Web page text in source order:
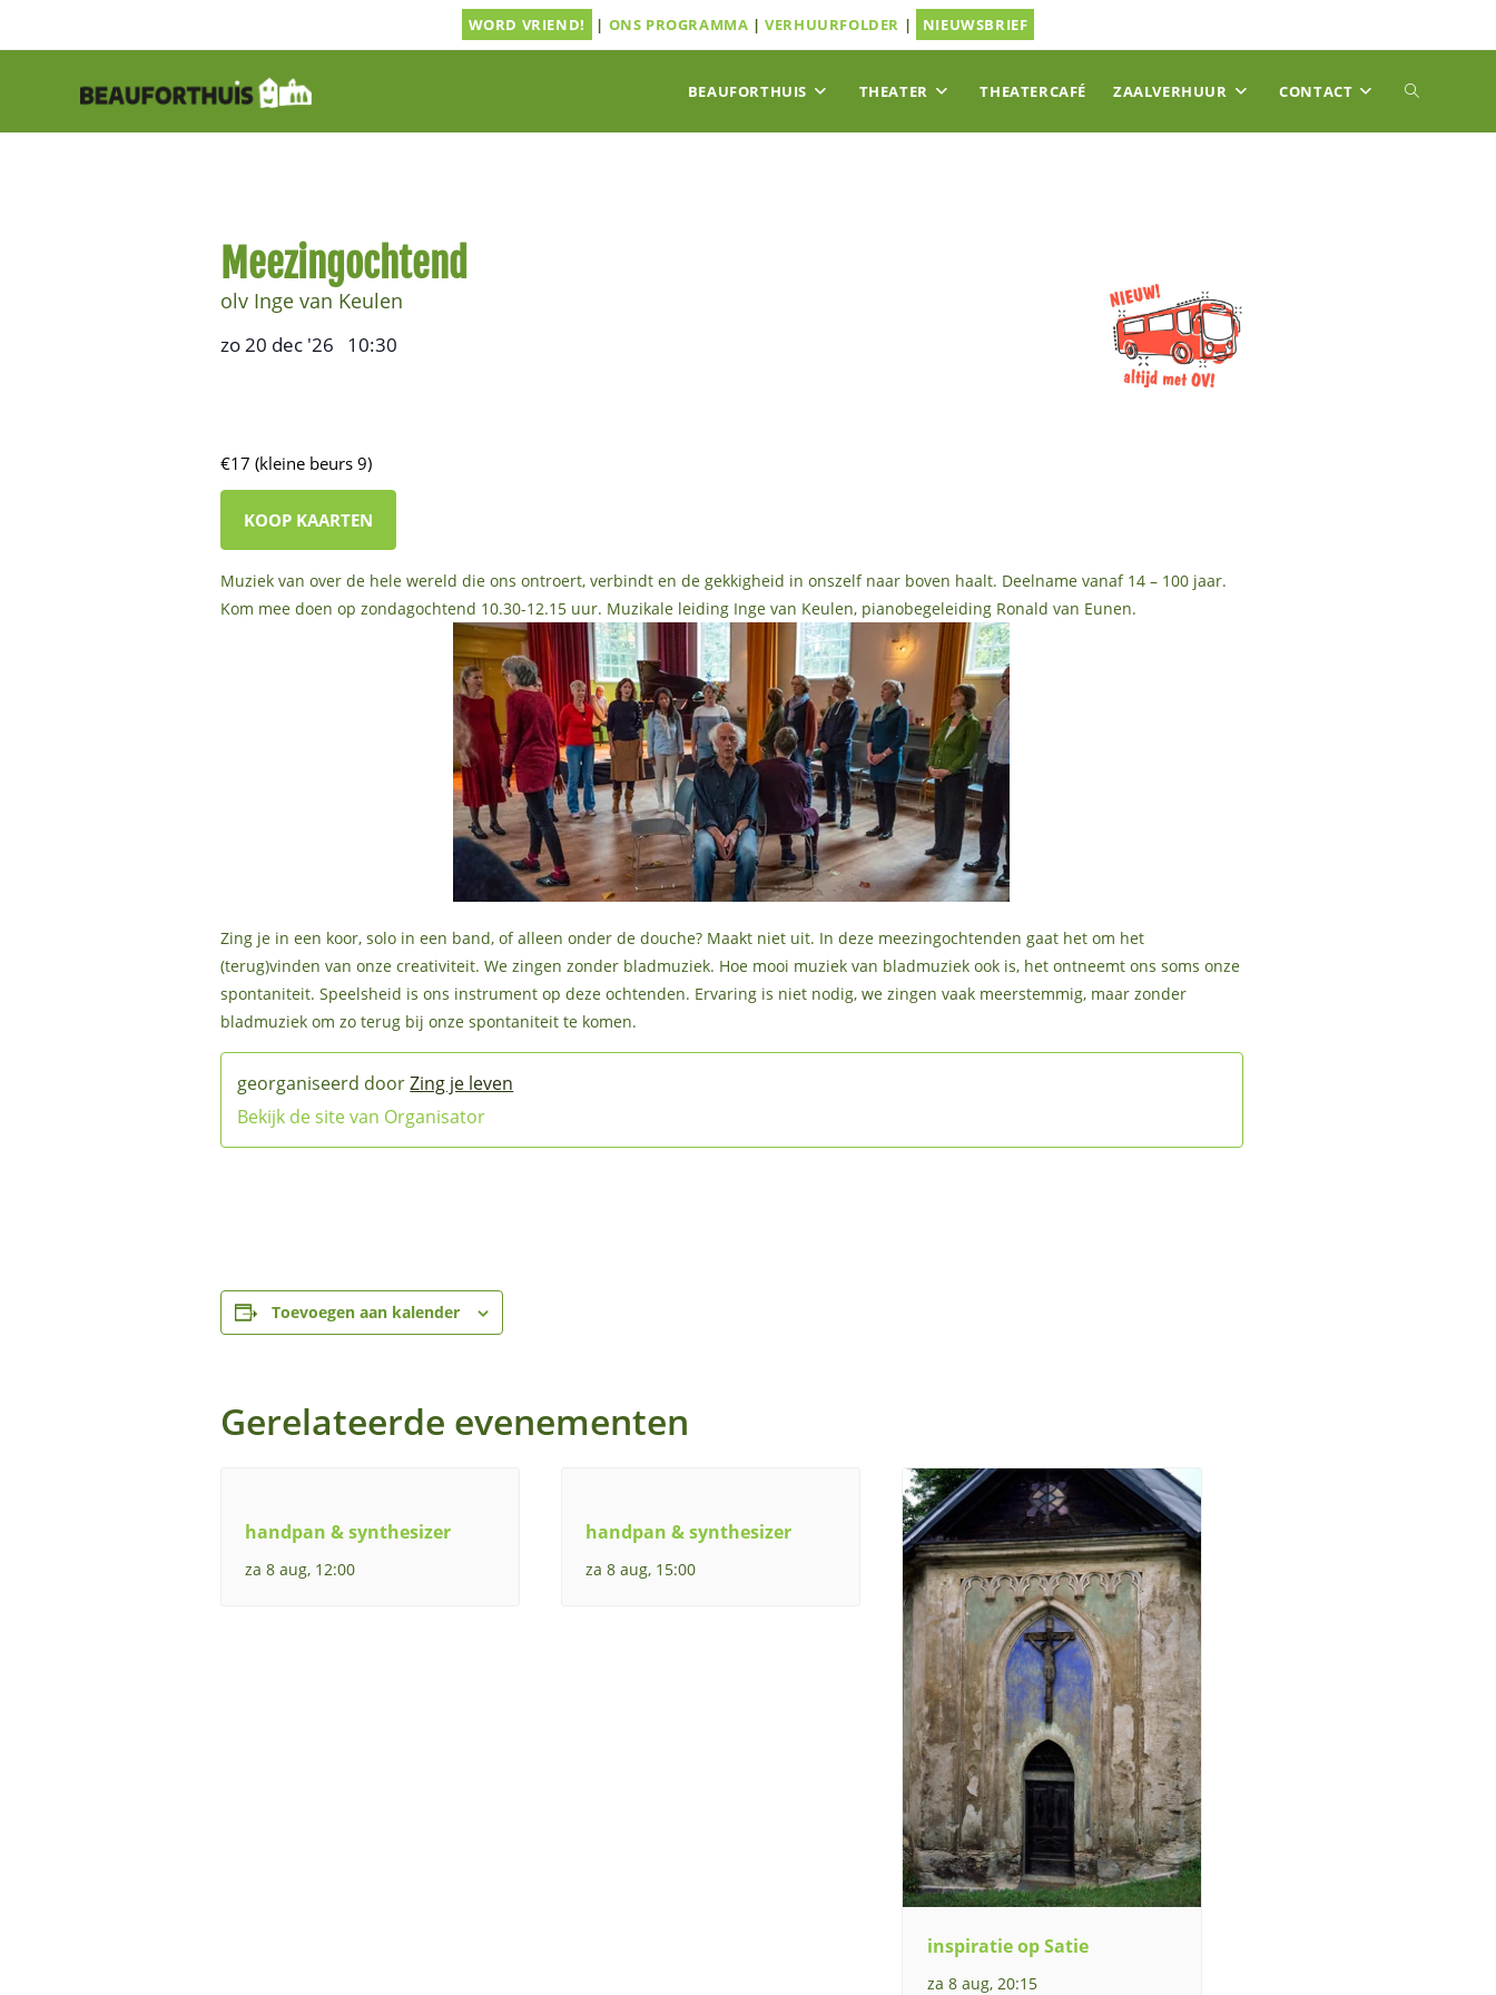
WORD VRIEND! | ONS PROGRAMMA |VERHUURFOLDER | NIEUWSBRIEF
BEAUFORTHUIS THEATER THEATERCAFÉ ZAALVERHUUR CONTACT TOGGLE
Meezingochtend
olv Inge van Keulen
zo 20 dec '26 10:30
€17 (kleine beurs 9)
KOOP KAARTEN
Muziek van over de hele wereld die ons ontroert, verbindt en de gekkigheid in onszelf naar boven haalt. Deelname vanaf 14 – 100 jaar.
Kom mee doen op zondagochtend 10.30-12.15 uur. Muzikale leiding Inge van Keulen, pianobegeleiding Ronald van Eunen.
Zing je in een koor, solo in een band, of alleen onder de douche? Maakt niet uit. In deze meezingochtenden gaat het om het
(terug)vinden van onze creativiteit. We zingen zonder bladmuziek. Hoe mooi muziek van bladmuziek ook is, het ontneemt ons soms onze
spontaniteit. Speelsheid is ons instrument op deze ochtenden. Ervaring is niet nodig, we zingen vaak meerstemmig, maar zonder
bladmuziek om zo terug bij onze spontaniteit te komen.
Zing je leven
Bekijk de site van Organisator
Toevoegen aan kalender
Gerelateerde evenementen
handpan & synthesizer
za 8 aug, 12:00
handpan & synthesizer
za 8 aug, 15:00
inspiratie op Satie
za 8 aug, 20:15